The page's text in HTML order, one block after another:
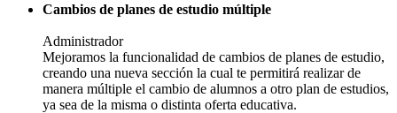
Cambios de planes de estudio múltiple
Administrador
Mejoramos la funcionalidad de cambios de planes de estudio,
creando una nueva sección la cual te permitirá realizar de
manera múltiple el cambio de alumnos a otro plan de estudios,
ya sea de la misma o distinta oferta educativa.